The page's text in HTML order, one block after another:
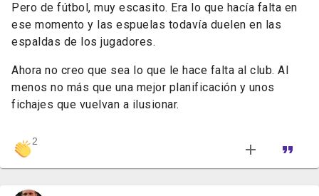
Pero de fútbol, muy escasito. Era lo que hacía falta en
ese momento y las espuelas todavía duelen en las
espaldas de los jugadores.
Ahora no creo que sea lo que le hace falta al club. Al
menos no más que una mejor planificación y unos
fichajes que vuelvan a ilusionar.
2